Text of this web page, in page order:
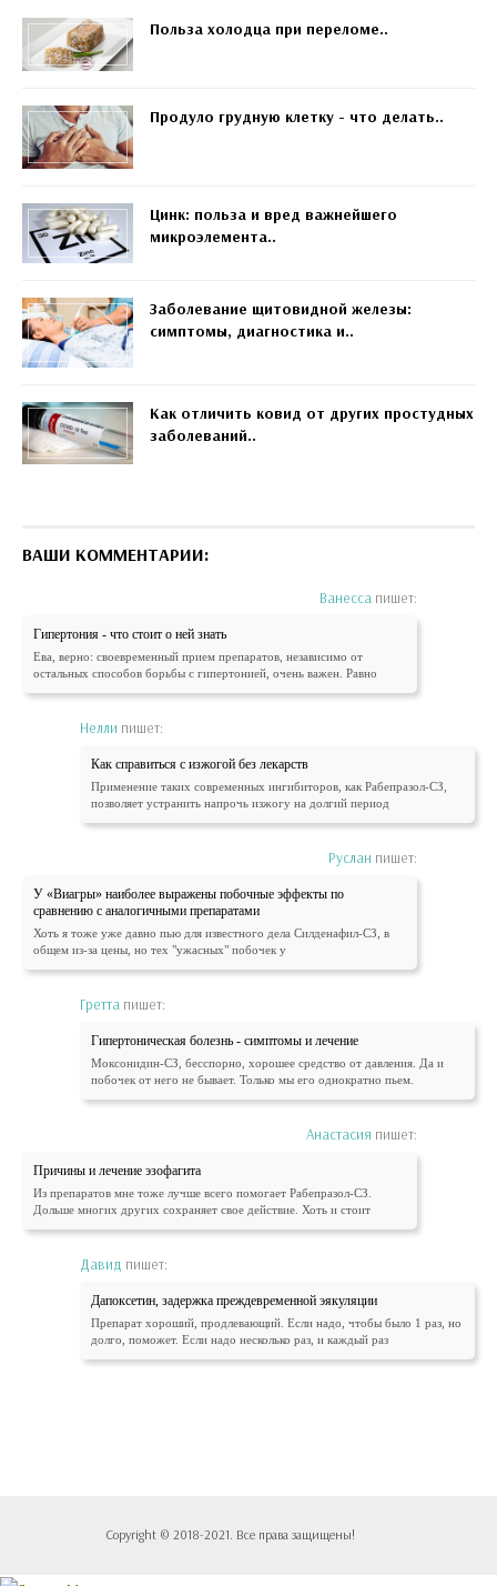
Польза холодца при переломе..
Продуло грудную клетку - что делать..
Цинк: польза и вред важнейшего
микроэлемента..
Заболевание щитовидной железы:
симптомы, диагностика и..
Как отличить ковид от других простудных
заболеваний..
ВАШИ КОММЕНТАРИИ:
Ванесса пишет:
Гипертония - что стоит о ней знать
Ева, верно: своевременный прием препаратов, независимо от
остальных способов борьбы с гипертонией, очень важен. Равно
Нелли пишет:
Как справиться с изжогой без лекарств
Применение таких современных ингибиторов, как Рабепразол-СЗ,
позволяет устранить напрочь изжогу на долгий период
Руслан пишет:
У «Виагры» наиболее выражены побочные эффекты по
сравнению с аналогичными препаратами
Хоть я тоже уже давно пью для известного дела Силденафил-СЗ, в
общем из-за цены, но тех "ужасных" побочек у
Гретта пишет:
Гипертоническая болезнь - симптомы и лечение
Моксонидин-СЗ, бесспорно, хорошее средство от давления. Да и
побочек от него не бывает. Только мы его однократно пьем.
Анастасия пишет:
Причины и лечение эзофагита
Из препаратов мне тоже лучше всего помогает Рабепразол-СЗ.
Дольше многих других сохраняет свое действие. Хоть и стоит
Давид пишет:
Дапоксетин, задержка преждевременной эякуляции
Препарат хороший, продлевающий. Если надо, чтобы было 1 раз, но
долго, поможет. Если надо несколько раз, и каждый раз
Copyright © 2018-2021. Все права защищены!